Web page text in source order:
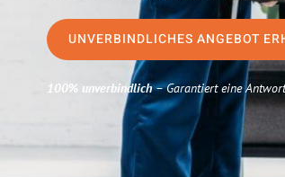
UNVERBINDLICHES ANGEBOT
100% unverbindlich– Garantiert eine Antwort